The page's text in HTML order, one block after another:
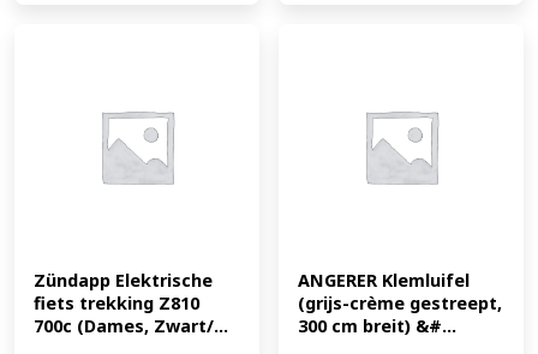
Zündapp Elektrische
fiets trekking Z810
700c (Dames, Zwart/...
ANGERER Klemluifel
(grijs-crème gestreept,
300 cm breit) &#...